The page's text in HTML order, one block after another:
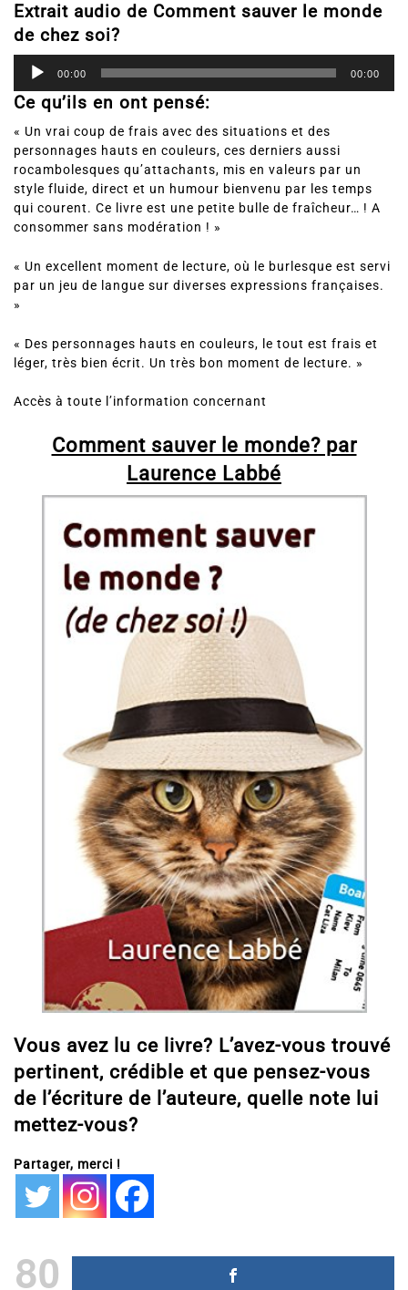
Extrait audio de Comment sauver le monde
de chez soi?
Lecteur
audio
00:00 00:00
Ce qu’ils en ont pensé:
« Un vrai coup de frais avec des situations et des
personnages hauts en couleurs, ces derniers aussi
rocambolesques qu’attachants, mis en valeurs par un
style fluide, direct et un humour bienvenu par les temps
qui courent. Ce livre est une petite bulle de fraîcheur… ! A
consommer sans modération ! »
« Un excellent moment de lecture, où le burlesque est servi
par un jeu de langue sur diverses expressions françaises.
»
« Des personnages hauts en couleurs, le tout est frais et
léger, très bien écrit. Un très bon moment de lecture. »
Accès à toute l’information concernant
Comment sauver le monde? par
Laurence Labbé
Vous avez lu ce livre? L’avez-vous trouvé
pertinent, crédible et que pensez-vous
de l’écriture de l’auteure, quelle note lui
mettez-vous?
Partager, merci !
80